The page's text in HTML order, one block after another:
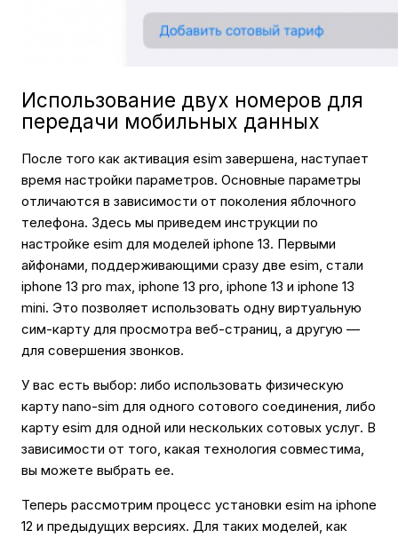
Использование двух номеров для
передачи мобильных данных
После того как активация esim завершена, наступает
время настройки параметров. Основные параметры
отличаются в зависимости от поколения яблочного
телефона. Здесь мы приведем инструкции по
настройке esim для моделей iphone 13. Первыми
айфонами, поддерживающими сразу две esim, стали
iphone 13 pro max, iphone 13 pro, iphone 13 и iphone 13
mini. Это позволяет использовать одну виртуальную
сим-карту для просмотра веб-страниц, а другую —
для совершения звонков.
У вас есть выбор: либо использовать физическую
карту nano-sim для одного сотового соединения, либо
карту esim для одной или нескольких сотовых услуг. В
зависимости от того, какая технология совместима,
вы можете выбрать ее.
Теперь рассмотрим процесс установки esim на iphone
12 и предыдущих версиях. Для таких моделей, как